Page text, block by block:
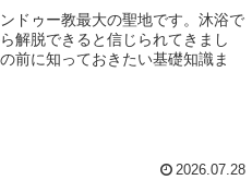
ドゥー教最大の聖地です。沐浴で
解脱できると信じられてきまし
前に知っておきたい基礎知識ま
2026.07.28